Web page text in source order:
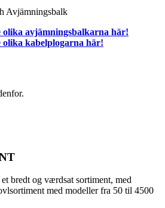
Avjämningsbalk
olika avjämningsbalkarna här!
olika kabelplogarna här!
bredt og værdsat sortiment, med
med modeller fra 50 til 4500